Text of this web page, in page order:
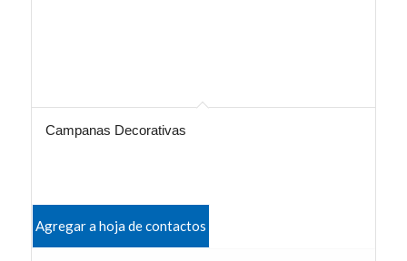
Campanas Decorativas
Agregar a hoja de contactos